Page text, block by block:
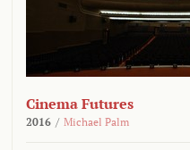
Cinema Futures
2016 / Michael Palm